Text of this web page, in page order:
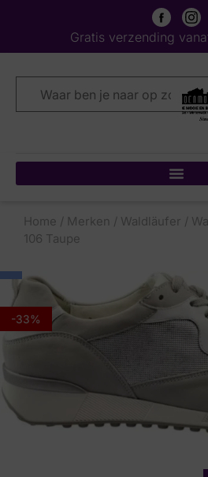
Gratis verzending
Home / Merken / Waldläufer /
106 Taupe
-33%